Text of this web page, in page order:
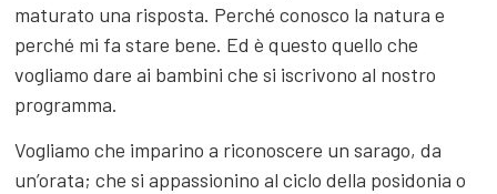
maturato una risposta. Perché conosco la natura e
perché mi fa stare bene. Ed è questo quello che
vogliamo dare ai bambini che si iscrivono al nostro
programma.
Vogliamo che imparino a riconoscere un sarago, da
un’orata; che si appassionino al ciclo della posidonia o